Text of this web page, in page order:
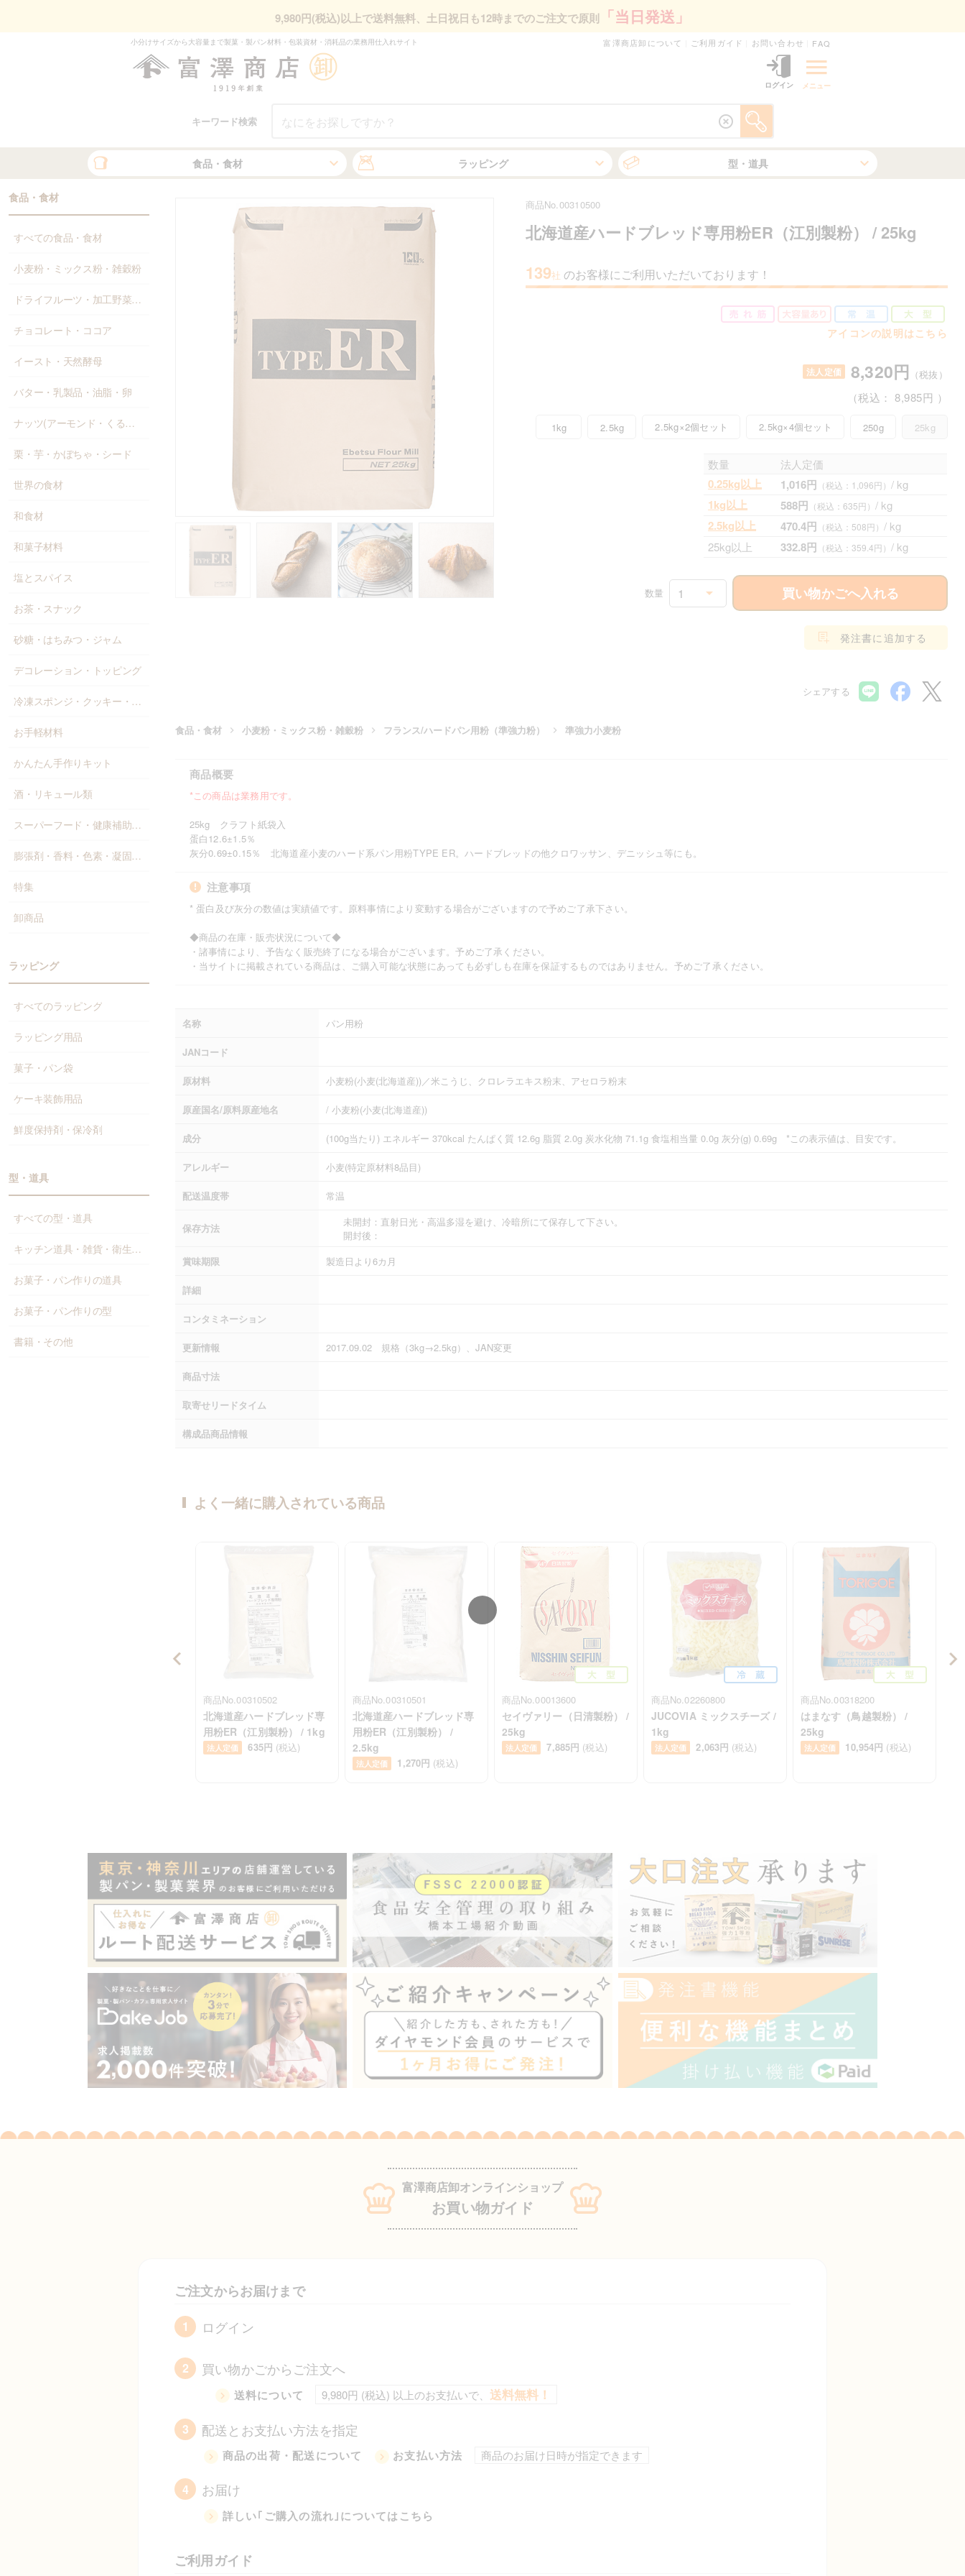
9,980円(税込)以上で送料無料、 土日祝日も12時までのご注文で原則 「当日発送」
小分けサイズから大容量まで製菓・製パン材料・包装資材・消耗品の業務⽤仕⼊れサイト 富澤商店卸について ご利用ガイド お問い合わせ FAQ
ログイン メニュー
キーワード検索
食品・食材 ラッピング 型・道具
食品・食材
すべての食品・食材
小麦粉・ミックス粉・雑穀粉
ドライフルーツ・加工野菜・果物
チョコレート・ココア
イースト・天然酵母
バター・乳製品・油脂・卵
ナッツ(アーモンド・くるみ等)
栗・芋・かぼちゃ・シード
世界の食材
和食材
和菓子材料
塩とスパイス
お茶・スナック
砂糖・はちみつ・ジャム
デコレーション・トッピング
冷凍スポンジ・クッキー・パン
お手軽材料
かんたん手作りキット
酒・リキュール類
スーパーフード・健康補助食品
膨張剤・香料・色素・凝固剤・添加物
特集
卸商品
ラッピング
すべてのラッピング
ラッピング用品
菓子・パン袋
ケーキ装飾用品
鮮度保持剤・保冷剤
型・道具
すべての型・道具
キッチン道具・雑貨・衛生資材
お菓子・パン作りの道具
お菓子・パン作りの型
書籍・その他
商品No.00310500
北海道産ハードブレッド専用粉ER（江別製粉） / 25kg
139社 のお客様にご利用いただいております！
アイコンの説明はこちら
法人定価 8,320円 （税抜）
（税込： 8,985円 ）
1kg 2.5kg 2.5kg×2個セット 2.5kg×4個セット 250g 25kg
数量 法人定価
0.25kg以上 1,016円 （税込：1,096円）/ kg
1kg以上 588円 （税込：635円）/ kg
2.5kg以上 470.4円 （税込：508円）/ kg
25kg以上
332.8円 （税込：359.4円）/ kg
数量 1 買い物かごへ入れる
発注書に追加する
シェアする
食品・食材 小麦粉・ミックス粉・雑穀粉 フランス/ハードパン用粉（準強力粉） 準強力小麦粉
商品概要
*この商品は業務用です。
25kg クラフト紙袋入
蛋白12.6±1.5％
灰分0.69±0.15％ 北海道産小麦のハード系パン用粉TYPE ER。ハードブレッドの他クロワッサン、デニッシュ等にも。
注意事項
* 蛋白及び灰分の数値は実績値です。原料事情により変動する場合がございますので予めご了承下さい。
◆商品の在庫・販売状況について◆
・諸事情により、予告なく販売終了になる場合がございます。予めご了承ください。
・当サイトに掲載されている商品は、ご購入可能な状態にあっても必ずしも在庫を保証するものではありません。予めご了承ください。
名称 パン用粉
JANコード
原材料 小麦粉(小麦(北海道産))／米こうじ、クロレラエキス粉末、アセロラ粉末
原産国名/原料原産地名 / 小麦粉(小麦(北海道産))
成分 (100g当たり) エネルギー 370kcal たんぱく質 12.6g 脂質 2.0g 炭水化物 71.1g 食塩相当量 0.0g 灰分(g) 0.69g *この表示値は、目安です。
アレルギー 小麦(特定原材料8品目)
配送温度帯 常温
保存方法
未開封：直射日光・高温多湿を避け、冷暗所にて保存して下さい。
開封後：
賞味期限
製造日より6カ月
詳細
コンタミネーション
更新情報 2017.09.02 規格（3kg→2.5kg）、JAN変更
商品寸法
取寄せリードタイム
構成品商品情報
よく一緒に購入されている商品
商品No.00310502
北海道産ハードブレッド専
用粉ER（江別製粉） / 1kg
法人定価 635円 (税込)
商品No.00310501
北海道産ハードブレッド専
用粉ER（江別製粉） /
2.5kg
法人定価 1,270円 (税込)
商品No.00013600
セイヴァリー（日清製粉） /
25kg
法人定価 7,885円 (税込)
商品No.02260800
JUCOVIA ミックスチーズ /
1kg
法人定価 2,063円 (税込)
商品No.00318200
はまなす（鳥越製粉） /
25kg
法人定価 10,954円 (税込)
富澤商店卸オンラインショップ
お買い物ガイド
ご注文からお届けまで
1 ログイン
2 買い物かごからご注文へ
送料について 9,980円 (税込) 以上のお支払いで、 送料無料！
3 配送とお支払い方法を指定
商品の出荷・配送について お支払い方法 商品のお届け日時が指定できます
4 お届け
詳しい｢ご購入の流れ｣についてはこちら
ご利用ガイド